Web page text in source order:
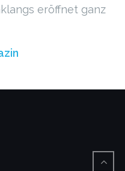
eröffnet ganz